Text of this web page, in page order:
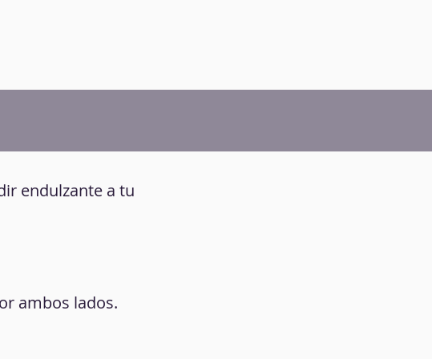
endulzante a tu
ambos lados.